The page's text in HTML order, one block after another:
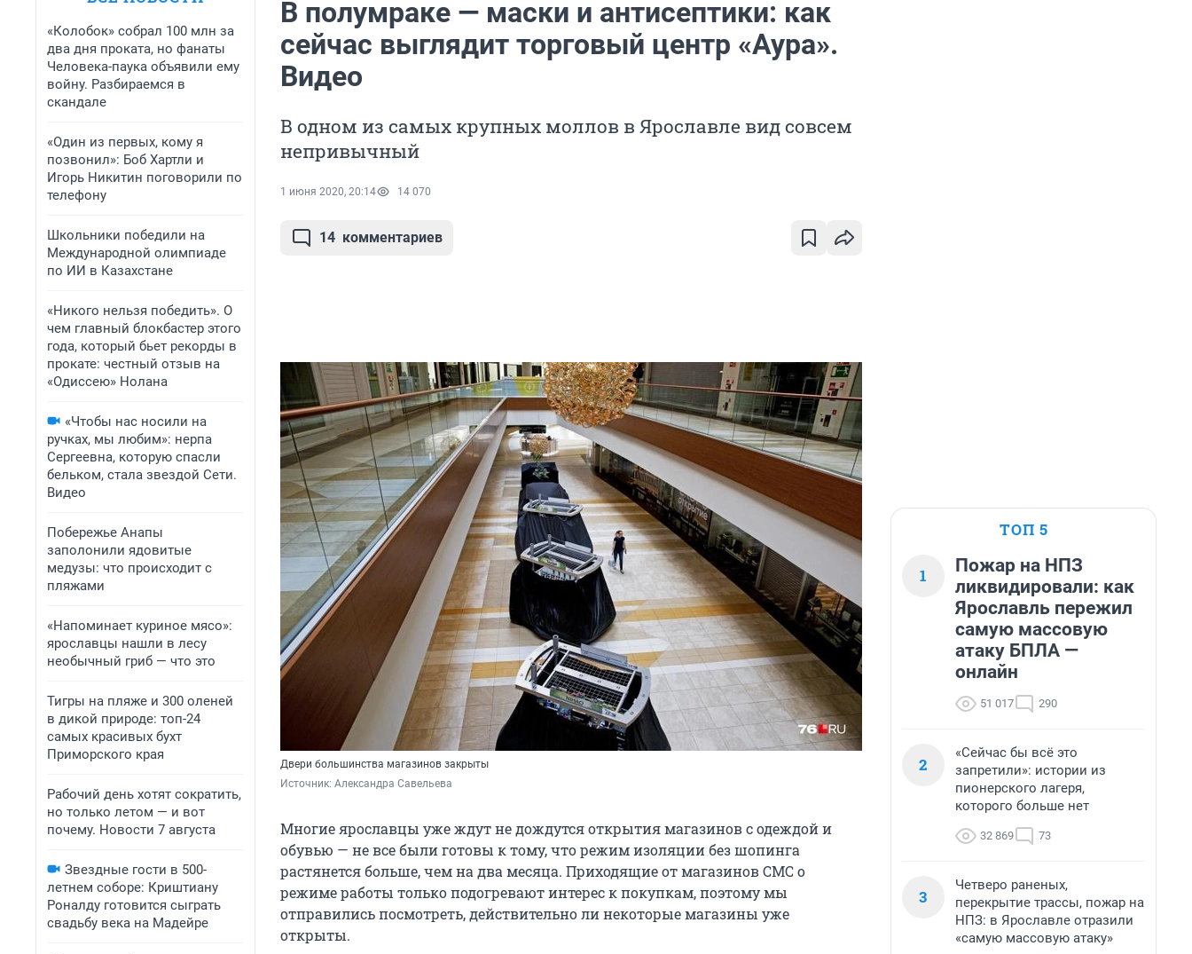
«Колобок» собрал 100 млн за
два дня проката, но фанаты
Человека-паука объявили ему
войну. Разбираемся в
скандале
«Один из первых, кому я
позвонил»: Боб Хартли и
Игорь Никитин поговорили по
телефону
Школьники победили на
Международной олимпиаде
по ИИ в Казахстане
«Никого нельзя победить». О
чем главный блокбастер этого
года, который бьет рекорды в
прокате: честный отзыв на
«Одиссею» Нолана
«Чтобы нас носили на
ручках, мы любим»: нерпа
Сергеевна, которую спасли
бельком, стала звездой Сети.
Видео
Побережье Анапы
заполонили ядовитые
медузы: что происходит с
пляжами
«Напоминает куриное мясо»:
ярославцы нашли в лесу
необычный гриб — что это
Тигры на пляже и 300 оленей
в дикой природе: топ-24
самых красивых бухт
Приморского края
Рабочий день хотят сократить,
но только летом — и вот
почему. Новости 7 августа
Звездные гости в 500-
летнем соборе: Криштиану
Роналду готовится сыграть
свадьбу века на Мадейре
В полумраке — маски и антисептики: как
сейчас выглядит торговый центр «Аура».
Видео
В одном из самых крупных моллов в Ярославле вид совсем
непривычный
1 июня 2020, 20:14 14 070
14 комментариев
Двери большинства магазинов закрыты
Источник: Александра Савельева
Многие ярославцы уже ждут не дождутся открытия магазинов с одеждой и
обувью — не все были готовы к тому, что режим изоляции без шопинга
растянется больше, чем на два месяца. Приходящие от магазинов СМС о
режиме работы только подогревают интерес к покупкам, поэтому мы
отправились посмотреть, действительно ли некоторые магазины уже
открыты.
ТОП 5
1
Пожар на НПЗ
ликвидировали: как
Ярославль пережил
самую массовую
атаку БПЛА —
онлайн
51 017 290
2
«Сейчас бы всё это
запретили»: истории из
пионерского лагеря,
которого больше нет
32 869 73
3
Четверо раненых,
перекрытие трассы, пожар на
НПЗ: в Ярославле отразили
«самую массовую атаку»